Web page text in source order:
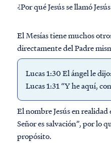
¿Por qué Jesús se llamó
El Mesías tiene muchos
directamente del Padre
Lucas 1:30 El ángel le
Lucas 1:31 “Y he aquí,
El nombre Jesús en
Señor es salvación”, por lo
propósito.